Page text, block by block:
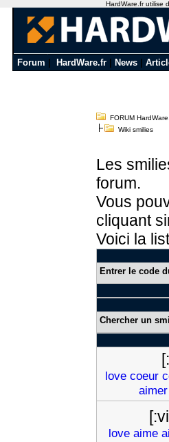
Forum HardWare.fr News
FORUM
Wiki smilies
Les
forum.
Vous
cliquant
Voici la
Entrer le code
Chercher un
love coeur
aimer
love aime
HardWare.fr utilise